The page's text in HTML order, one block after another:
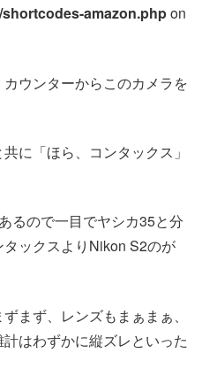
amazon.phpon
ウンターからこのカメラを
に「ほら、コンタックス」
るので一目でヤシカ35と分
ックスよりNikon S2のが
まず、レンズもまぁまぁ、
はわずかに縦ズレといった